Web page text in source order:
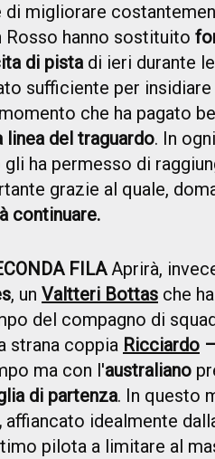
di migliorare
Rosso hanno sostituito
di pistadi ieri durante le
sufficiente per
che ha pagato
del traguardo. In
ha permesso di
grazie al quale,
continuare.
FILAAprirà,
, un Valtteri Bottas che
del compagno di
strana coppia Ricciardo –
ma con l'australiano
di partenza. In questo
affiancato idealmente
pilota a limitare al